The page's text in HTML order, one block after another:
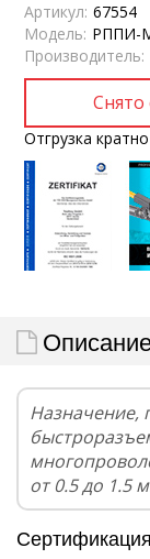
Артикул: 67554
Модель: РППИ-
Производитель:
Отгрузка
Назначение,
от 0.5 до 1.5
Сертификация